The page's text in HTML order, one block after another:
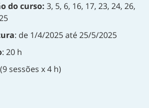
do curso: 3, 5, 6, 16, 17, 23, 24, 26,
: de 1/4/2025 até 25/5/2025
: 20 h
sessões x 4 h)